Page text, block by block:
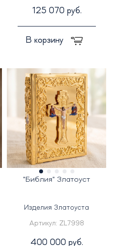
125 070 руб.
В корзину
"Библия" Златоуст
Изделия Златоуста
Артикул: ZL7998
400 000 руб.